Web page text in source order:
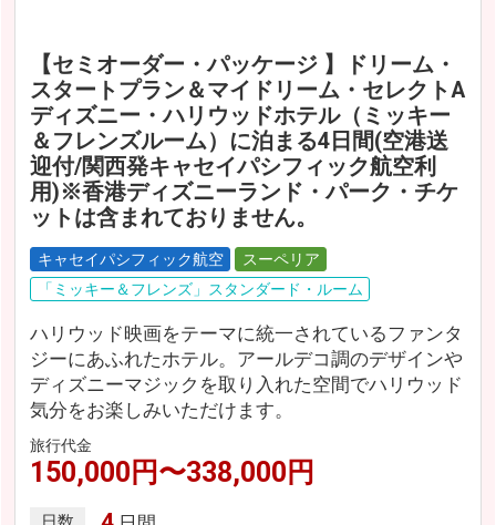
【セミオーダー・パッケージ 】ドリーム・
スタートプラン＆マイドリーム・セレクトA
ディズニー・ハリウッドホテル（ミッキー
＆フレンズルーム）に泊まる4日間(空港送
迎付/関西発キャセイパシフィック航空利
用)※香港ディズニーランド・パーク・チケ
ットは含まれておりません。
キャセイパシフィック航空
スーペリア
「ミッキー＆フレンズ」スタンダード・ルーム
ハリウッド映画をテーマに統一されているファンタ
ジーにあふれたホテル。アールデコ調のデザインや
ディズニーマジックを取り入れた空間でハリウッド
気分をお楽しみいただけます。
旅行代金
150,000円〜338,000円